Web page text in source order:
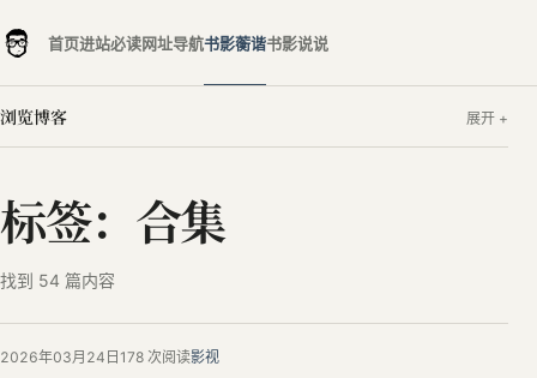
首页进站必读网址导航书影蘅谐书影说说
浏览博客
标签：合集
找到 54 篇内容
2026年03月24日 178 次阅读影视